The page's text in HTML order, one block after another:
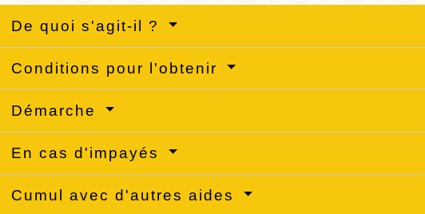
De quoi s'agit-il ?
Conditions pour l'obtenir
Démarche
En cas d'impayés
Cumul avec d'autres aides